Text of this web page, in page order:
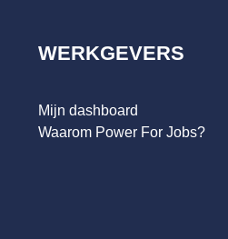
WERKGEVERS
Mijn dashboard
Waarom Power For Jobs?